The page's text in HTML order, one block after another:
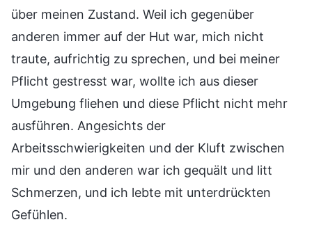
über meinen Zustand. Weil ich gegenüber
anderen immer auf der Hut war, mich nicht
traute, aufrichtig zu sprechen, und bei meiner
Pflicht gestresst war, wollte ich aus dieser
Umgebung fliehen und diese Pflicht nicht mehr
ausführen. Angesichts der
Arbeitsschwierigkeiten und der Kluft zwischen
mir und den anderen war ich gequält und litt
Schmerzen, und ich lebte mit unterdrückten
Gefühlen.